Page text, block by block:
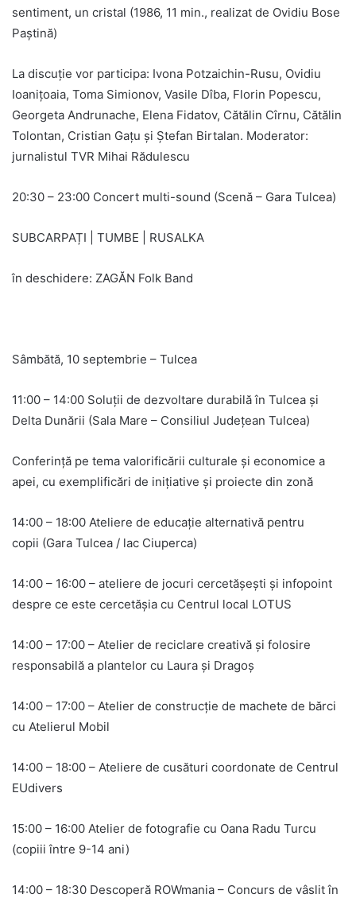
sentiment, un cristal (1986, 11 min., realizat de Ovidiu Bose
Paștină)
La discuție vor participa: Ivona Potzaichin-Rusu, Ovidiu
Ioanițoaia, Toma Simionov, Vasile Dîba, Florin Popescu,
Georgeta Andrunache, Elena Fidatov, Cătălin Cîrnu, Cătălin
Tolontan, Cristian Gațu și Ștefan Birtalan. Moderator:
jurnalistul TVR Mihai Rădulescu
20:30 – 23:00 Concert multi-sound (Scenă – Gara Tulcea)
SUBCARPAȚI | TUMBE | RUSALKA
în deschidere: ZAGĂN Folk Band
Sâmbătă, 10 septembrie – Tulcea
11:00 – 14:00 Soluții de dezvoltare durabilă în Tulcea și
Delta Dunării (Sala Mare – Consiliul Județean Tulcea)
Conferință pe tema valorificării culturale și economice a
apei, cu exemplificări de inițiative și proiecte din zonă
14:00 – 18:00 Ateliere de educație alternativă pentru
copii (Gara Tulcea / lac Ciuperca)
14:00 – 16:00 – ateliere de jocuri cercetășești și infopoint
despre ce este cercetășia cu Centrul local LOTUS
14:00 – 17:00 – Atelier de reciclare creativă și folosire
responsabilă a plantelor cu Laura și Dragoș
14:00 – 17:00 – Atelier de construcție de machete de bărci
cu Atelierul Mobil
14:00 – 18:00 – Ateliere de cusături coordonate de Centrul
EUdivers
15:00 – 16:00 Atelier de fotografie cu Oana Radu Turcu
(copiii între 9-14 ani)
14:00 – 18:30 Descoperă ROWmania – Concurs de vâslit în